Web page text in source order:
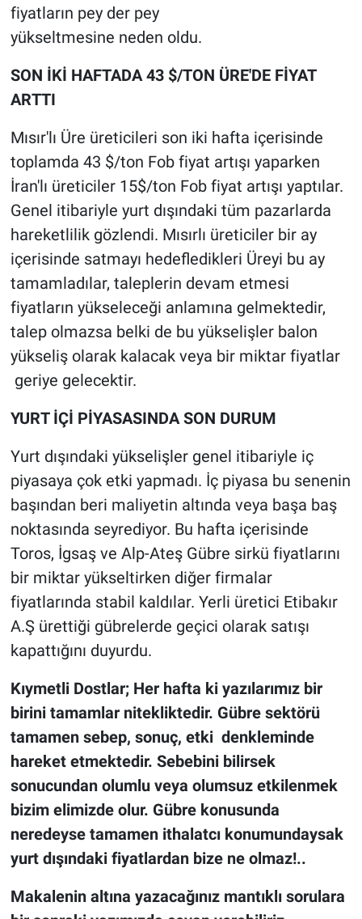
fiyatların pey der pey
yükseltmesine neden oldu.
SON İKİ HAFTADA 43 $/TON ÜRE'DE FİYAT
ARTTI
Mısır'lı Üre üreticileri son iki hafta içerisinde
toplamda 43 $/ton Fob fiyat artışı yaparken
İran'lı üreticiler 15$/ton Fob fiyat artışı yaptılar.
Genel itibariyle yurt dışındaki tüm pazarlarda
hareketlilik gözlendi. Mısırlı üreticiler bir ay
içerisinde satmayı hedefledikleri Üreyi bu ay
tamamladılar, taleplerin devam etmesi
fiyatların yükseleceği anlamına gelmektedir,
talep olmazsa belki de bu yükselişler balon
yükseliş olarak kalacak veya bir miktar fiyatlar
geriye gelecektir.
YURT İÇİ PİYASASINDA SON DURUM
Yurt dışındaki yükselişler genel itibariyle iç
piyasaya çok etki yapmadı. İç piyasa bu senenin
başından beri maliyetin altında veya başa baş
noktasında seyrediyor. Bu hafta içerisinde
Toros, İgsaş ve Alp-Ateş Gübre sirkü fiyatlarını
bir miktar yükseltirken diğer firmalar
fiyatlarında stabil kaldılar. Yerli üretici Etibakır
A.Ş ürettiği gübrelerde geçici olarak satışı
kapattığını duyurdu.
Kıymetli Dostlar; Her hafta ki yazılarımız bir
birini tamamlar nitekliktedir. Gübre sektörü
tamamen sebep, sonuç, etki denkleminde
hareket etmektedir. Sebebini bilirsek
sonucundan olumlu veya olumsuz etkilenmek
bizim elimizde olur. Gübre konusunda
neredeyse tamamen ithalatcı konumundaysak
yurt dışındaki fiyatlardan bize ne olmaz!..
Makalenin altına yazacağınız mantıklı sorulara